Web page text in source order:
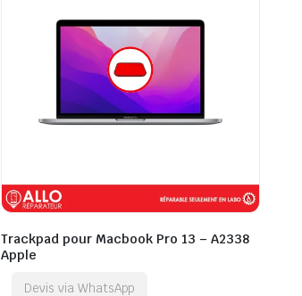
Trackpad pour Macbook Pro 13 – A2338
Apple
Devis via WhatsApp